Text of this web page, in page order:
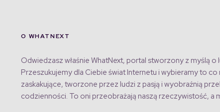
O WHATNEXT
Odwiedzasz właśnie WhatNext, portal stworzony z myślą o
Przeszukujemy dla Ciebie świat Internetu i wybieramy to co
zaskakujące, tworzone przez ludzi z pasją i wyobraźnią
codzienności. To oni przeobrażają naszą rzeczywistość, a